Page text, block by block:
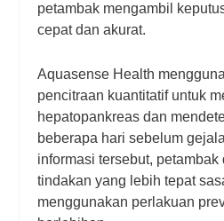
petambak mengambil
cepat dan akurat.
Aquasense Health
pencitraan kuantitatif untuk
hepatopankreas dan
beberapa hari sebelum
informasi tersebut, petambak
tindakan yang lebih tepat
menggunakan perlakuan